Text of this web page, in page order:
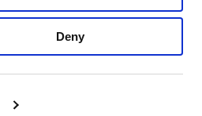
Deny